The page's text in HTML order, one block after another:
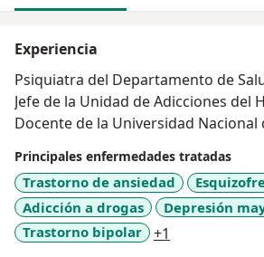
Experiencia
Psiquiatra del Departamento de
Jefe de la Unidad de Adicciones del
Docente de la Universidad Nacional
Principales enfermedades tratadas
Trastorno de ansiedad
Adicción a drogas
Depresión
Trastorno bipolar
+1